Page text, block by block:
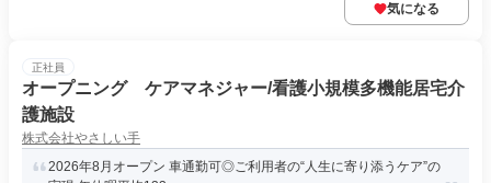
気になる
正社員
オープニング ケアマネジャー/看護小規模多機能居宅介
護施設
株式会社やさしい手
2026年8月オープン 車通勤可◎ご利用者の“人生に寄り添うケア”の